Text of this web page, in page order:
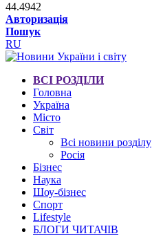
44.4942
Авторизація
Пошук
RU
ВСІ РОЗДІЛИ
Головна
Україна
Місто
Світ
Всі новини розділу
Росія
Бізнес
Наука
Шоу-бізнес
Спорт
Lifestyle
БЛОГИ ЧИТАЧІВ